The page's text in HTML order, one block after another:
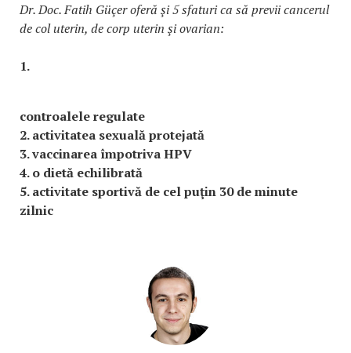
Dr. Doc. Fatih Güçer oferă şi 5 sfaturi ca să previi cancerul
de col uterin, de corp uterin şi ovarian:
1.
controalele regulate
2. activitatea sexuală protejată
3. vaccinarea împotriva HPV
4. o dietă echilibrată
5. activitate sportivă de cel puţin 30 de minute
zilnic